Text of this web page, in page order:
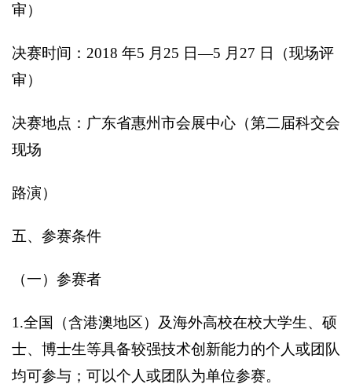
审）
决赛时间：2018 年5 月25 日—5 月27 日（现场评
审）
决赛地点：广东省惠州市会展中心（第二届科交会
现场
路演）
五、参赛条件
（一）参赛者
1.全国（含港澳地区）及海外高校在校大学生、硕
士、博士生等具备较强技术创新能力的个人或团队
均可参与；可以个人或团队为单位参赛。